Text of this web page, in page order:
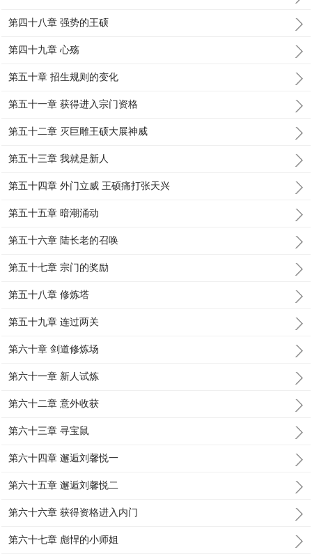
第四十八章 强势的王硕
第四十九章 心殇
第五十章 招生规则的变化
第五十一章 获得进入宗门资格
第五十二章 灭巨雕王硕大展神威
第五十三章 我就是新人
第五十四章 外门立威 王硕痛打张天兴
第五十五章 暗潮涌动
第五十六章 陆长老的召唤
第五十七章 宗门的奖励
第五十八章 修炼塔
第五十九章 连过两关
第六十章 剑道修炼场
第六十一章 新人试炼
第六十二章 意外收获
第六十三章 寻宝鼠
第六十四章 邂逅刘馨悦一
第六十五章 邂逅刘馨悦二
第六十六章 获得资格进入内门
第六十七章 彪悍的小师姐